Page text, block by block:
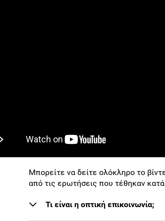
Μπορείτε να δείτε ολόκληρο το
από τις ερωτήσεις που τέθηκαν
Τι είναι η οπτική επικοινωνία;